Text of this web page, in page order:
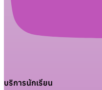
บริการนักเรียน